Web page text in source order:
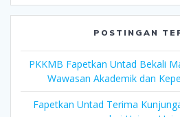
POSTINGAN
PKKMB Fapetkan Untad Bekali
Wawasan Akademik dan
Fapetkan Untad Terima